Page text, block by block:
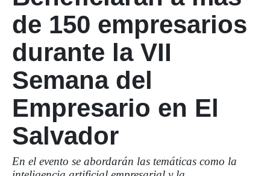
de 150 empresarios
durante la VII
Semana del
Empresario en El
Salvador
En el evento se abordarán las temáticas como la